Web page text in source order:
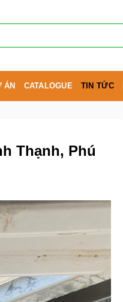
ÁN CATALOGUE TIN TỨC
Thạnh, Phú